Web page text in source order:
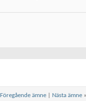
Föregående ämne| Nästa ämne »